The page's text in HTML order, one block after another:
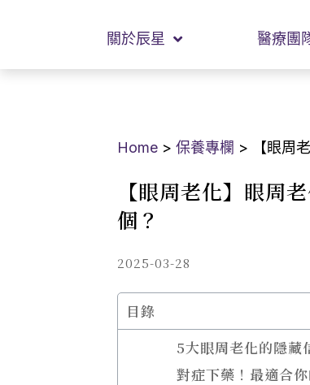
關於辰星 醫療團
Home > 保養專欄 > 【眼周
【眼周老化】眼周
個？
2025-03-28
目錄
5大眼周老化的隱藏
對症下藥！最適合